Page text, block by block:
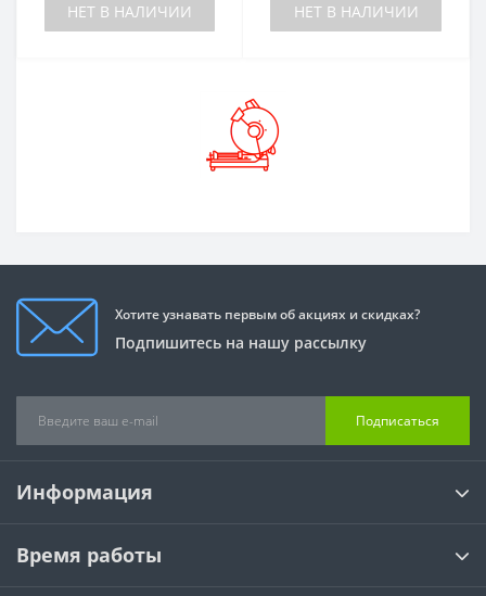
НЕТ В НАЛИЧИИ НЕТ В НАЛИЧИИ
Хотите узнавать первым об акциях и скидках?
Подпишитесь на нашу рассылку
Подписаться
Информация
Время работы